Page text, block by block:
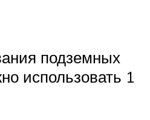
подземных
использовать 1